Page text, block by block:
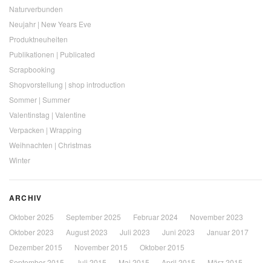
Naturverbunden
Neujahr | New Years Eve
Produktneuheiten
Publikationen | Publicated
Scrapbooking
Shopvorstellung | shop introduction
Sommer | Summer
Valentinstag | Valentine
Verpacken | Wrapping
Weihnachten | Christmas
Winter
ARCHIV
Oktober 2025 September 2025 Februar 2024
November 2023
Oktober 2023
August 2023 Juli 2023 Juni 2023
Januar 2017
Dezember 2015
November 2015
Oktober 2015